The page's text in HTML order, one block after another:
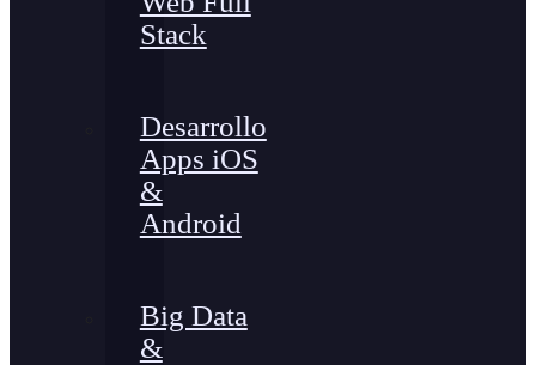
Stack
Desarrollo
Apps iOS
&
Android
Big Data
&